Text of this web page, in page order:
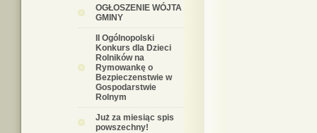
OGŁOSZENIE WÓJTA
GMINY
II Ogólnopolski
Konkurs dla Dzieci
Rolników na
Rymowankę o
Bezpieczenstwie w
Gospodarstwie
Rolnym
Już za miesiąc spis
powszechny!